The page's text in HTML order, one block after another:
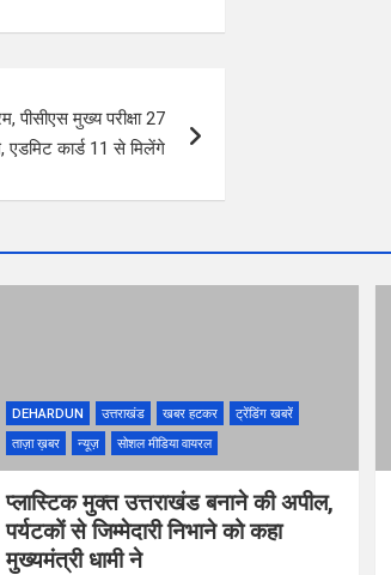
पीसीएस मुख्य परीक्षा 27
कार्ड 11 से मिलेंगे
DEHARDUN उत्तराखंड खबर हटकर
ट्रेंडिंग खबरें
ताज़ा ख़बर
न्यूज़ सोशल मीडिया वायरल
प्लास्टिक मुक्त उत्तराखंड बनाने की अपील,
पर्यटकों से जिम्मेदारी निभाने को कहा
मुख्यमंत्री धामी ने